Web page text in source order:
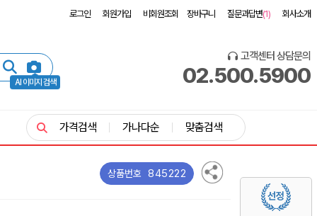
로그인 회원가입 비회원조회 장바구니 질문과답변(1) 회사소개
AI 이미지 검색
고객센터 상담문의
02.500.5900
가격검색 가나다순 맞춤검색
상품번호 845222